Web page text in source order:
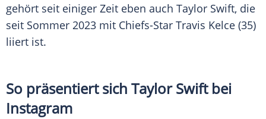
gehört seit einiger Zeit eben auch Taylor Swift, die
seit Sommer 2023 mit Chiefs-Star Travis Kelce (35)
liiert ist.
So präsentiert sich Taylor Swift bei
Instagram